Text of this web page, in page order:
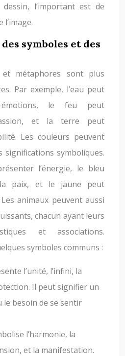
l’important est de
l’image.
symboles et des
et métaphores sont plus
Par exemple, l’eau peut
le feu peut
et la terre peut
Les couleurs peuvent
significations symboliques.
l’énergie, le bleu
paix, et le jaune peut
animaux peuvent aussi
chacun ayant leurs
et associations.
symboles communs :
l’unité, l’infini, la
Il peut signifier un
le besoin de se sentir
l’harmonie, la
et la manifestation.